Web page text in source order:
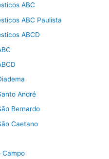
ABC
ABC Paulista
ABCD
André
Bernardo
Caetano
Campo